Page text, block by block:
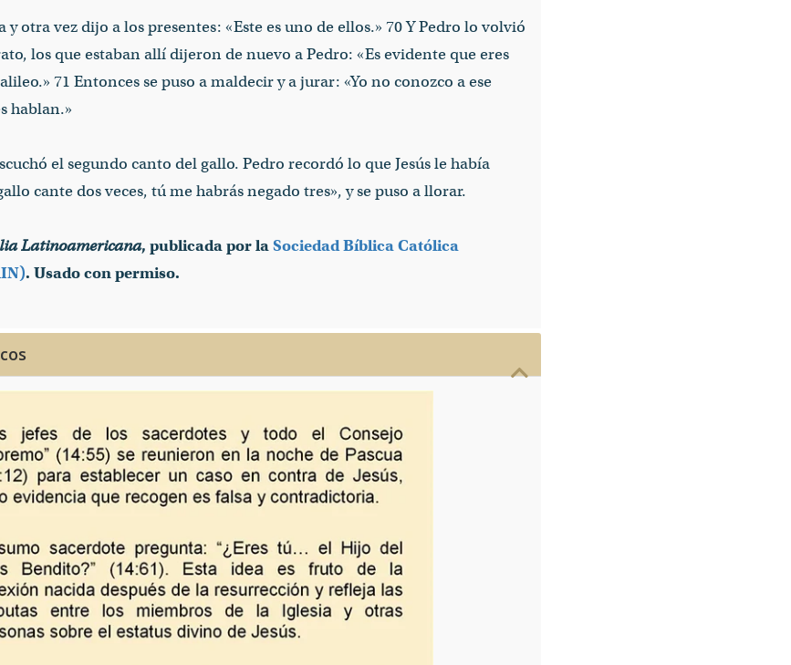
otra vez dijo a los presentes: «Este es uno de ellos.» 70 Y Pedro lo volvió
los que estaban allí dijeron de nuevo a Pedro: «Es evidente que eres
71 Entonces se puso a maldecir y a jurar: «Yo no conozco a ese
hablan.»
el segundo canto del gallo. Pedro recordó lo que Jesús le había
cante dos veces, tú me habrás negado tres», y se puso a llorar.
Latinoamericana, publicada por laSociedad Bíblica Católica
. Usado con permiso.